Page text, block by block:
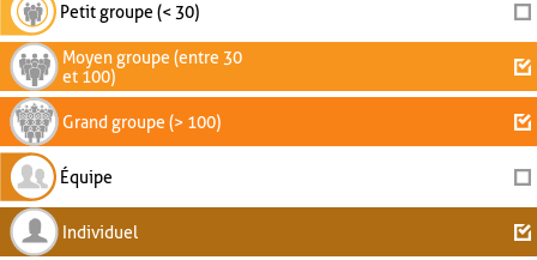
Petit groupe (< 30)
Moyen groupe (entre 30
et 100)
Grand groupe (> 100)
Équipe
Individuel